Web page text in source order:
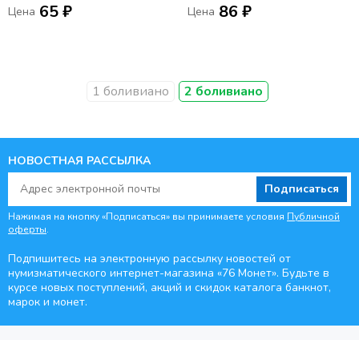
Цена 65 ₽
Цена 86 ₽
1 боливиано 2 боливиано
НОВОСТНАЯ РАССЫЛКА
Подписаться
Нажимая на кнопку «Подписаться» вы принимаете условия Публичной
оферты.
Подпишитесь на электронную рассылку новостей от
нумизматического интернет-магазина «76 Монет». Будьте в
курсе новых поступлений, акций и скидок каталога банкнот,
марок и монет.